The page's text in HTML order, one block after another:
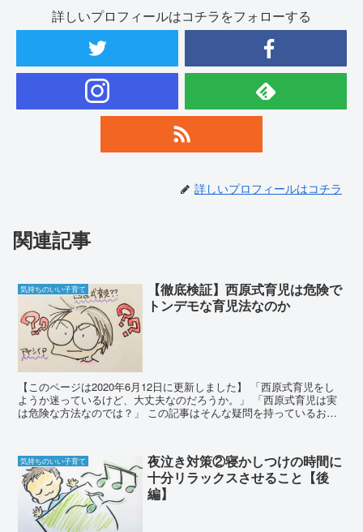
詳しいプロフィールはコチラをフォローする
詳しいプロフィールはコチラ
関連記事
気持ちのいい子育て
【徹底検証】西原式育児は危険で
トンデモな育児法なのか
【このページは2020年6月12日に更新しました】 「西原式育児をし
ようか迷っているけど、大丈夫なのだろうか。」 「西原式育児は実
は危険な方法なのでは？」 この記事はそんな疑問を持っているお父
気持ちのいい子育て
夜泣き対策②寝かしつけの時間に
十分リラックスさせること【後
編】